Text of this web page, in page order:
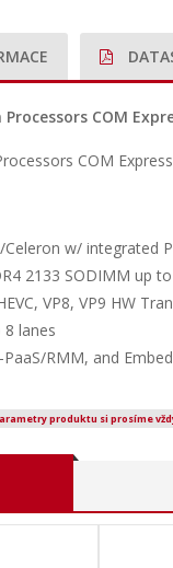
COM
COM
w/ integrated
2133 SODIMM up
VP8, VP9 HW
8 lanes
RMM, and
produktu si prosíme